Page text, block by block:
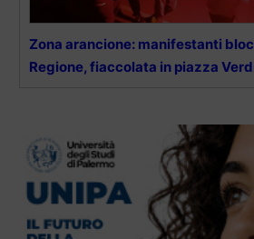
Zona arancione: manifestanti
Regione, fiaccolata in piazza